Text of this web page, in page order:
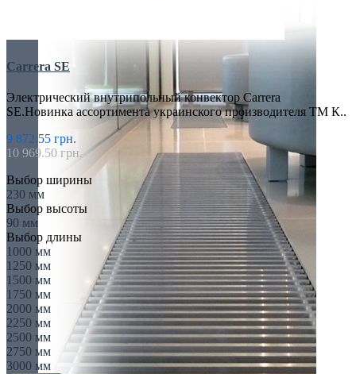
Carrera SE
Электрический внутрипольный конвектор Carrera
SE.Новинка ассортимента украинского производителя ТМ К..
9 872.55 грн.
10 969.50 грн.
Выбор ширины
230 мм
Выбор высоты
90 мм
Выбор длины
1000 мм
1250 мм
1500 мм
1750 мм
2000 мм
2250 мм
2500 мм
2750 мм
3000 мм